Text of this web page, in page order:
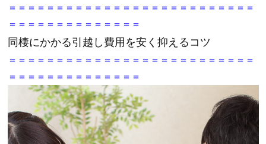
＝＝＝＝＝＝＝＝＝＝＝＝＝＝＝＝＝＝＝＝＝＝＝＝＝＝
＝＝＝＝＝＝＝＝＝＝＝＝＝＝
同棲にかかる引越し費用を安く抑えるコツ
＝＝＝＝＝＝＝＝＝＝＝＝＝＝＝＝＝＝＝＝＝＝＝＝＝＝
＝＝＝＝＝＝＝＝＝＝＝＝＝＝